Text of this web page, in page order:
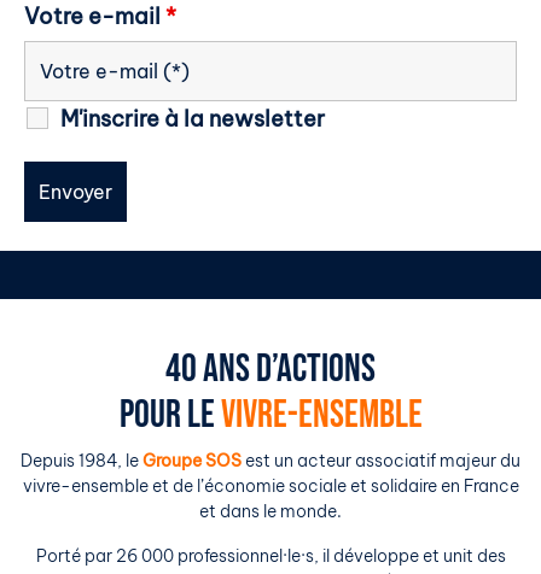
Votre e-mail *
M'inscrire à la newsletter
40 ANS D’ACTIONS
POUR LEVIVRE-ENSEMBLE
Depuis 1984, leGroupe SOS est un acteur associatif majeur du
vivre-ensemble et de l’économie sociale et solidaire en France
et dans le monde.
Porté par 26 000 professionnel·le·s, il développe et unit des